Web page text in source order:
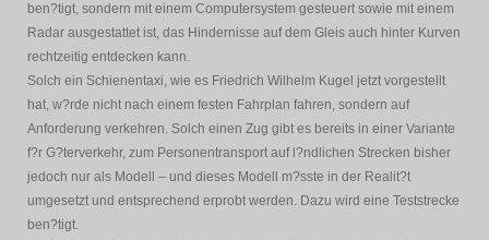
ben?tigt, sondern mit einem Computersystem gesteuert sowie mit einem
Radar ausgestattet ist, das Hindernisse auf dem Gleis auch hinter Kurven
rechtzeitig entdecken kann.
Solch ein Schienentaxi, wie es Friedrich Wilhelm Kugel jetzt vorgestellt
hat, w?rde nicht nach einem festen Fahrplan fahren, sondern auf
Anforderung verkehren. Solch einen Zug gibt es bereits in einer Variante
f?r G?terverkehr, zum Personentransport auf l?ndlichen Strecken bisher
jedoch nur als Modell – und dieses Modell m?sste in der Realit?t
umgesetzt und entsprechend erprobt werden. Dazu wird eine Teststrecke
ben?tigt.